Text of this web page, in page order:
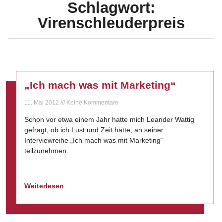
Schlagwort:
Virenschleuderpreis
„Ich mach was mit Marketing“
11. Mai 2012 Keine Kommentare
Schon vor etwa einem Jahr hatte mich Leander Wattig
gefragt, ob ich Lust und Zeit hätte, an seiner
Interviewreihe „Ich mach was mit Marketing“
teilzunehmen.
Weiterlesen